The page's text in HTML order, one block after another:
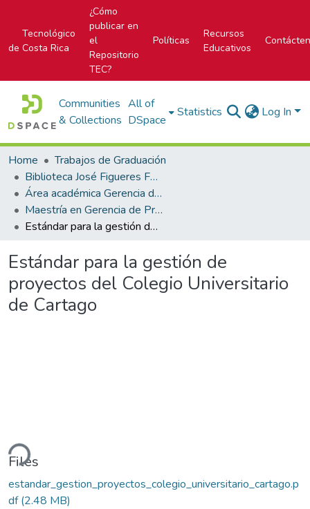
Tecnológico
de Costa Rica
¿Cómo
publicar en
el
Repositorio
TEC?
Políticas
Recursos
Educativos
Communities
& Collections
All of
DSpace
Statistics Log In
Home
Trabajos de Graduación
Biblioteca José Figueres Ferrer
Área académica Gerencia de Proyectos
Maestría en Gerencia de Proyectos
Estándar para la gestión de proyectos del Colegio Universitario de Cartago
Estándar para la gestión de
proyectos del Colegio Universitario
de Cartago
Files
estandar_gestion_proyectos_colegio_universitario_cartago.p
df(2.48 MB)